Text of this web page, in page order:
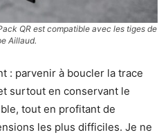
QR est compatible avec les tiges de
Aillaud.
: parvenir à boucler la trace
surtout en conservant le
tout en profitant de
les plus difficiles. Je ne